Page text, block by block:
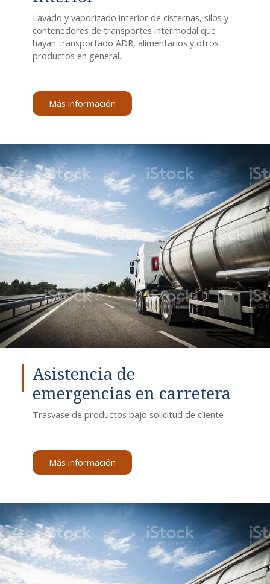
Lavado y vaporizado interior de cisternas, silos y
contenedores de transportes intermodal que
hayan transportado ADR, alimentarios y otros
productos en general.
Más información
Asistencia de
emergencias en carretera
Trasvase de productos bajo solicitud de cliente
Más información